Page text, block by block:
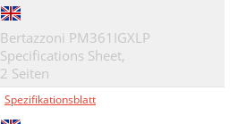
Bertazzoni PM361IGXLP
Specifications Sheet,
2 Seiten
Spezifikationsblatt